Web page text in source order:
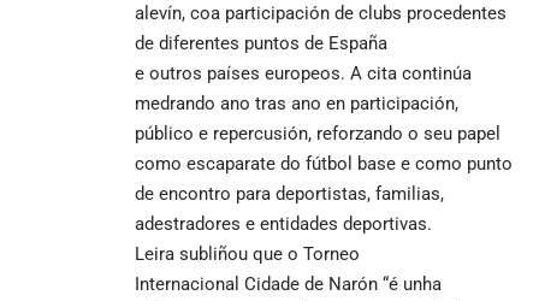
alevín, coa participación de clubs procedentes
de diferentes puntos de España
e outros países europeos. A cita continúa
medrando ano tras ano en participación,
público e repercusión, reforzando o seu papel
como escaparate do fútbol base e como punto
de encontro para deportistas, familias,
adestradores e entidades deportivas.
Leira subliñou que o Torneo
Internacional Cidade de Narón “é unha